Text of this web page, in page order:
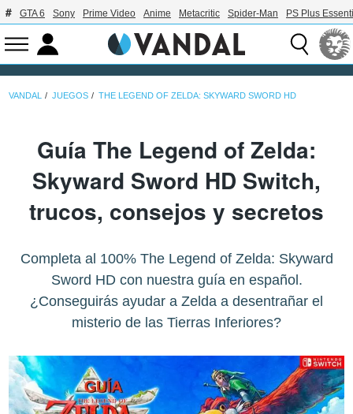
GTA 6 Sony Prime Video Anime Metacritic Spider-Man PS Plus
VANDAL JUEGOS THE LEGEND OF ZELDA: SKYWARD SWORD HD
Guía The Legend of Zelda:
Skyward Sword HD Switch,
trucos, consejos y secretos
Completa al 100% The Legend of Zelda: Skyward
Sword HD con nuestra guía en español.
¿Conseguirás ayudar a Zelda a desentrañar el
misterio de las Tierras Inferiores?